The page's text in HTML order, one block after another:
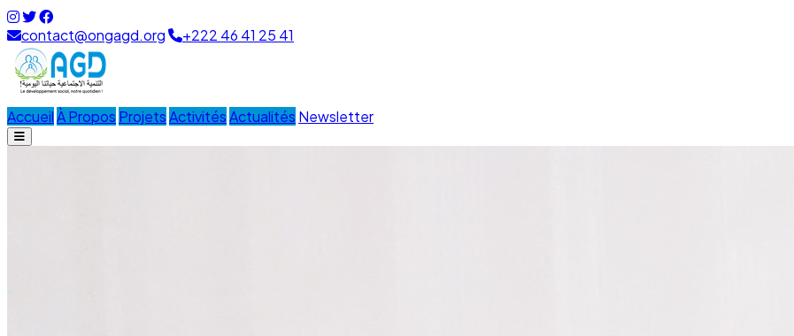
contact@ongagd.org +222 46 41 25 41
AccueilÀ Propos ProjetsActivitésActualités Newsletter